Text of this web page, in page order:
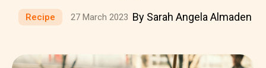
Recipe 27 March 2023 By Sarah Angela Almaden